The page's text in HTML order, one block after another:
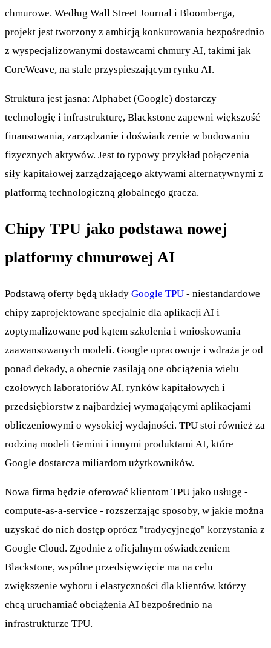
chmurowe. Według Wall Street Journal i Bloomberga,
projekt jest tworzony z ambicją konkurowania bezpośrednio
z wyspecjalizowanymi dostawcami chmury AI, takimi jak
CoreWeave, na stale przyspieszającym rynku AI.
Struktura jest jasna: Alphabet (Google) dostarczy
technologię i infrastrukturę, Blackstone zapewni większość
finansowania, zarządzanie i doświadczenie w budowaniu
fizycznych aktywów. Jest to typowy przykład połączenia
siły kapitałowej zarządzającego aktywami alternatywnymi z
platformą technologiczną globalnego gracza.
Chipy TPU jako podstawa nowej
platformy chmurowej AI
Podstawą oferty będą układy Google TPU - niestandardowe
chipy zaprojektowane specjalnie dla aplikacji AI i
zoptymalizowane pod kątem szkolenia i wnioskowania
zaawansowanych modeli. Google opracowuje i wdraża je od
ponad dekady, a obecnie zasilają one obciążenia wielu
czołowych laboratoriów AI, rynków kapitałowych i
przedsiębiorstw z najbardziej wymagającymi aplikacjami
obliczeniowymi o wysokiej wydajności. TPU stoi również za
rodziną modeli Gemini i innymi produktami AI, które
Google dostarcza miliardom użytkowników.
Nowa firma będzie oferować klientom TPU jako usługę -
compute-as-a-service - rozszerzając sposoby, w jakie można
uzyskać do nich dostęp oprócz "tradycyjnego" korzystania z
Google Cloud. Zgodnie z oficjalnym oświadczeniem
Blackstone, wspólne przedsięwzięcie ma na celu
zwiększenie wyboru i elastyczności dla klientów, którzy
chcą uruchamiać obciążenia AI bezpośrednio na
infrastrukturze TPU.